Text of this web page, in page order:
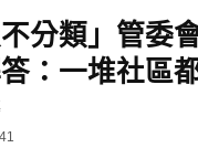
分類」管委
：一堆社區